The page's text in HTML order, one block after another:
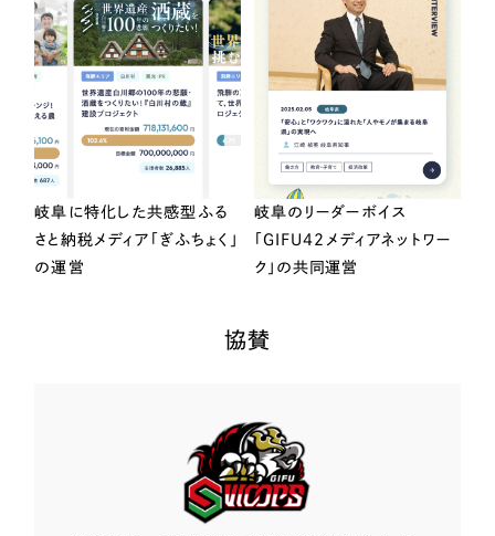
岐阜に特化した共感型ふる
さと納税メディア「ぎふちょく」
の運営
岐阜のリーダーボイス
「GIFU42メディアネットワー
ク」の共同運営
協賛